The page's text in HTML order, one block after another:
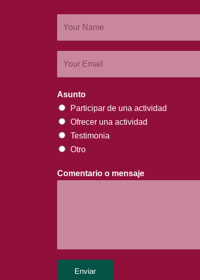
Asunto
Participar de una actividad
Ofrecer una actividad
Testimonia
Otro
Comentario o mensaje
Enviar